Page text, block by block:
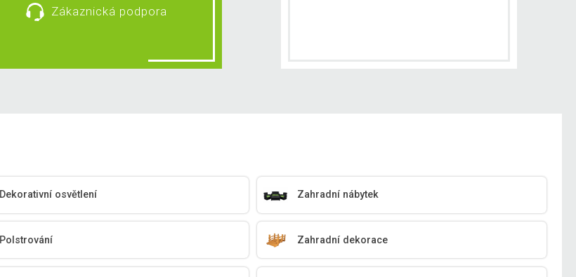
Zákaznická podpora
Dekorativní osvětlení Zahradní nábytek
Polstrování Zahradní dekorace